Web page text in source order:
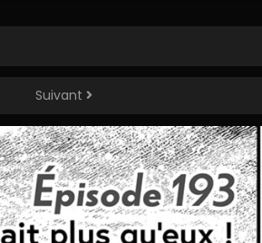
Suivant